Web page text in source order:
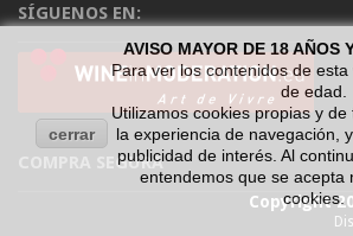
SÍGUENOS EN:
COMPRA SEGURA
cerrar
AVISO MAYOR DE 18 AÑOS
Para ver los contenidos de
de edad.
Utilizamos cookies propias y
la experiencia de navegación,
publicidad de interés. Al
entendemos que se acepta
cookies.
Copyright